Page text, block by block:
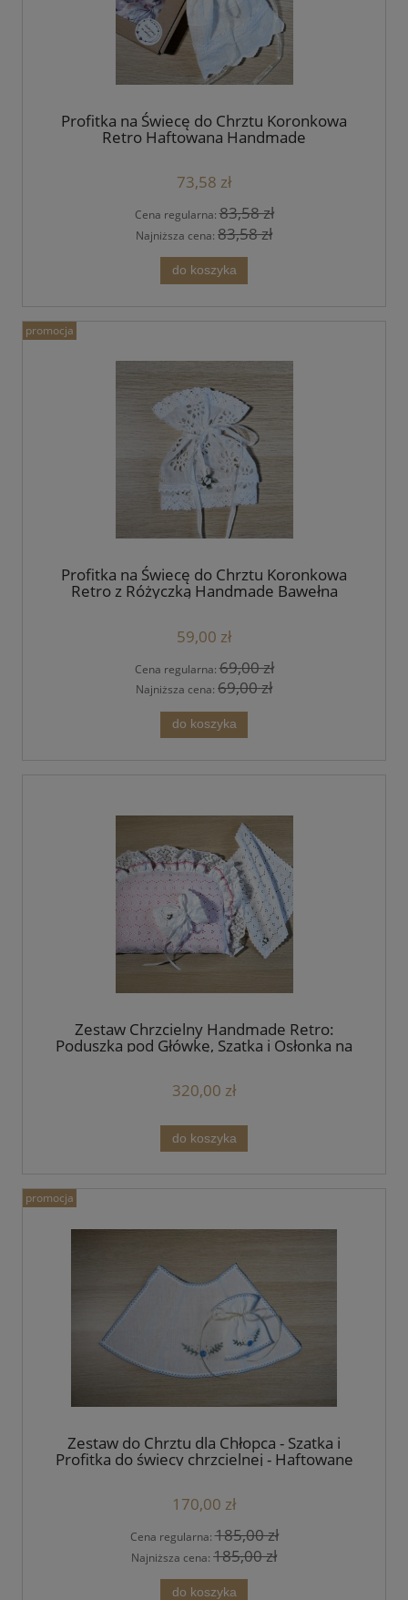
Profitka na Świecę do Chrztu Koronkowa
Retro Haftowana Handmade
73,58 zł
Cena regularna:83,58 zł
Najniższa cena: 83,58 zł
do koszyka
Profitka na Świecę do Chrztu Koronkowa
Retro z Różyczką Handmade Bawełna
59,00 zł
Cena regularna:69,00 zł
Najniższa cena: 69,00 zł
do koszyka
promocja
Zestaw Chrzcielny Handmade Retro:
Poduszka pod Główkę, Szatka i Osłonka na
320,00 zł
do koszyka
Zestaw do Chrztu dla Chłopca - Szatka i
Profitka do świecy chrzcielnej - Haftowane
170,00 zł
Cena regularna:185,00 zł
Najniższa cena: 185,00 zł
do koszyka
promocja